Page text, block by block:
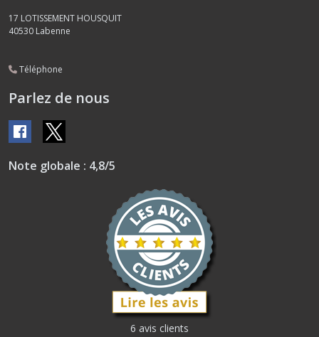
17 LOTISSEMENT HOUSQUIT
40530 Labenne
Téléphone
Parlez de nous
Note globale : 4,8/5
6 avis clients